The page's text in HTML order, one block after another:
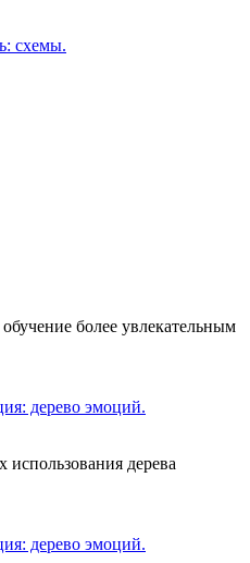
схемы.
более увлекательным
дерево эмоций.
дерева
дерево эмоций.